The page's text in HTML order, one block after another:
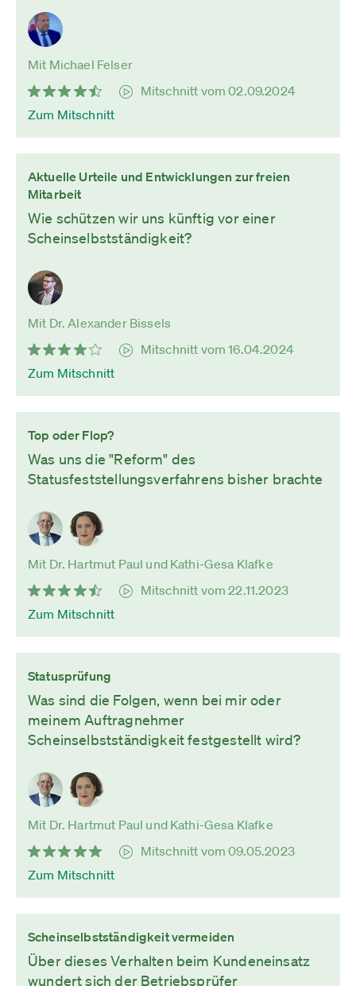
Mit Michael Felser
Mitschnitt vom 02.09.2024
Zum Mitschnitt
Aktuelle Urteile und Entwicklungen zur freien
Mitarbeit
Wie schützen wir uns künftig vor einer
Scheinselbstständigkeit?
Mit Dr. Alexander Bissels
Mitschnitt vom 16.04.2024
Zum Mitschnitt
Top oder Flop?
Was uns die "Reform" des
Statusfeststellungsverfahrens bisher brachte
Mit Dr. Hartmut Paul und Kathi-Gesa Klafke
Mitschnitt vom 22.11.2023
Zum Mitschnitt
Statusprüfung
Was sind die Folgen, wenn bei mir oder
meinem Auftragnehmer
Scheinselbstständigkeit festgestellt wird?
Mit Dr. Hartmut Paul und Kathi-Gesa Klafke
Mitschnitt vom 09.05.2023
Zum Mitschnitt
Scheinselbstständigkeit vermeiden
Über dieses Verhalten beim Kundeneinsatz
wundert sich der Betriebsprüfer